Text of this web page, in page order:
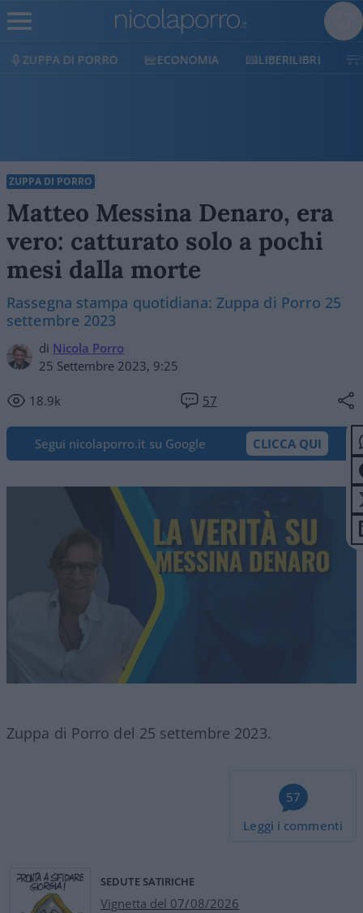
ECONOMIA LIBERILIBRI SHOP SOSTIENICI
ZUPPA DI PORRO
Matteo Messina Denaro, era
vero: catturato solo a pochi
mesi dalla morte
Rassegna stampa quotidiana: Zuppa di Porro 25
settembre 2023
di Nicola Porro
25 Settembre 2023, 9:25
18.9k 57
Segui nicolaporro.it su Google CLICCA QUI
Zuppa di Porro del 25 settembre 2023.
57
Leggi i commenti
SEDUTE SATIRICHE
Vignetta del 07/08/2026